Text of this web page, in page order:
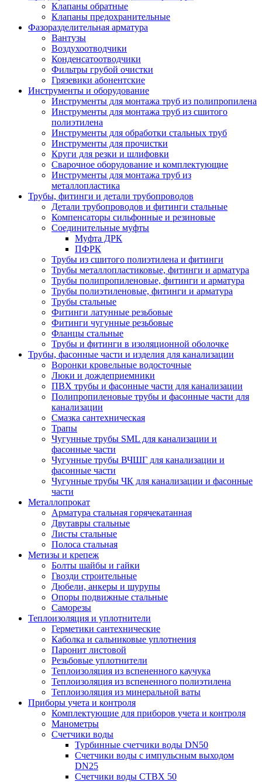
Клапаны обратные
Клапаны предохранительные
Фазоразделительная арматура
Вантузы
Воздухоотводчики
Конденсатоотводчики
Фильтры грубой очистки
Грязевики абонентские
Инструменты и оборудование
Инструменты для монтажа труб из полипропилена
Инструменты для монтажа труб из сшитого
полиэтилена
Инструменты для обработки стальных труб
Инструменты для прочистки
Круги для резки и шлифовки
Сварочное оборудование и комплектующие
Инструменты для монтажа труб из
металлопластика
Трубы, фитинги и детали трубопроводов
Детали трубопроводов и фитинги стальные
Компенсаторы сильфонные и резиновые
Соединительные муфты
Муфта ДРК
ПФРК
Трубы из сшитого полиэтилена и фитинги
Трубы металлопластиковые, фитинги и арматура
Трубы полипропиленовые, фитинги и арматура
Трубы полиэтиленовые, фитинги и арматура
Трубы стальные
Фитинги латунные резьбовые
Фитинги чугунные резьбовые
Фланцы стальные
Трубы и фитинги в изоляционной оболочке
Трубы, фасонные части и изделия для канализации
Воронки кровельные водосточные
Люки и дождеприемники
ПВХ трубы и фасонные части для канализации
Полипропиленовые трубы и фасонные части для
канализации
Смазка сантехническая
Трапы
Чугунные трубы SML для канализации и
фасонные части
Чугунные трубы ВЧШГ для канализации и
фасонные части
Чугунные трубы ЧК для канализации и фасонные
части
Металлопрокат
Арматура стальная горячекатанная
Двутавры стальные
Листы стальные
Полоса стальная
Метизы и крепеж
Болты шайбы и гайки
Гвозди строительные
Дюбели, анкеры и шурупы
Опоры подвижные стальные
Саморезы
Теплоизоляция и уплотнители
Герметики сантехнические
Каболка и сальниковые уплотнения
Паронит листовой
Резьбовые уплотнители
Теплоизоляция из вспененного каучука
Теплоизоляция из вспененного полиэтилена
Теплоизоляция из минеральной ваты
Приборы учета и контроля
Комплектующие для приборов учета и контроля
Манометры
Счетчики воды
Турбинные счетчики воды DN50
Счетчики воды с импульсным выходом
DN25
Счетчики воды СТВХ 50